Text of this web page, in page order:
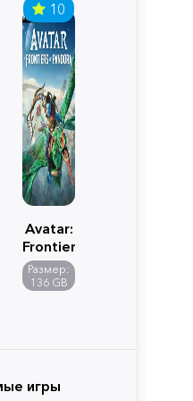
10
Avatar:
Frontiers
of
Pandora
Размер:
136 GB
игры